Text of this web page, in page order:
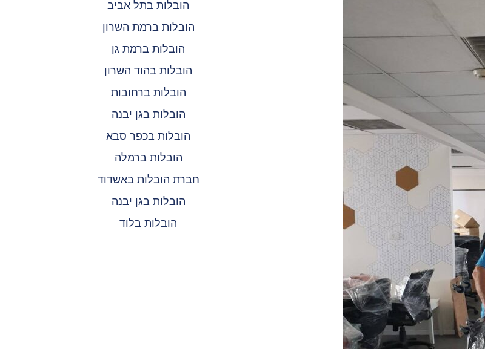
הובלות בתל אביב
הובלות ברמת השרון
הובלות ברמת גן
הובלות בהוד השרון
הובלות ברחובות
הובלות בגן יבנה
הובלות בכפר סבא
הובלות ברמלה
חברת הובלות באשדוד
הובלות בגן יבנה
הובלות בלוד